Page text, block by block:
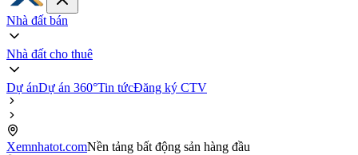
Nhà đất bán
Nhà đất cho thuê
Dự ánDự án 360°Tin tứcĐăng ký CTV
Xemnhatot.comNền tảng bất động sản hàng đầu